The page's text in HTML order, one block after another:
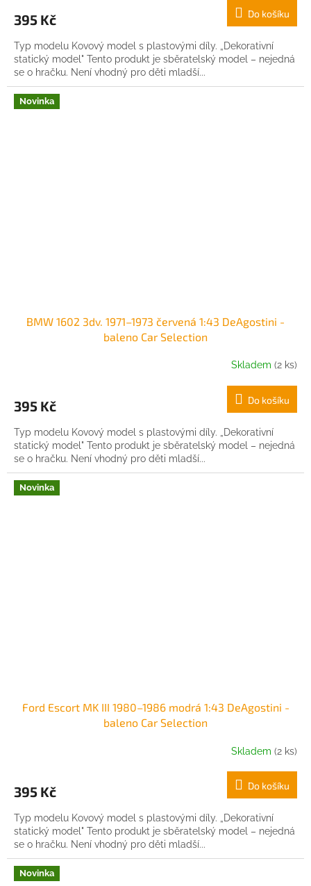
395 Kč Do košíku
Typ modelu Kovový model s plastovými díly. „Dekorativní
statický model" Tento produkt je sběratelský model – nejedná
se o hračku. Není vhodný pro děti mladší...
Novinka
BMW 1602 3dv. 1971–1973 červená 1:43 DeAgostini -
baleno Car Selection
Skladem (2 ks)
395 Kč Do košíku
Typ modelu Kovový model s plastovými díly. „Dekorativní
statický model" Tento produkt je sběratelský model – nejedná
se o hračku. Není vhodný pro děti mladší...
Novinka
Ford Escort MK III 1980–1986 modrá 1:43 DeAgostini -
baleno Car Selection
Skladem (2 ks)
395 Kč Do košíku
Typ modelu Kovový model s plastovými díly. „Dekorativní
statický model" Tento produkt je sběratelský model – nejedná
se o hračku. Není vhodný pro děti mladší...
Novinka